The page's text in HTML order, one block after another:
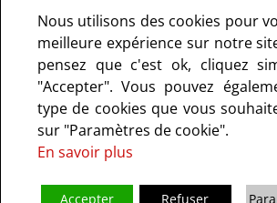
Nous utilisons des cookies pour
meilleure expérience sur notre
pensez que c'est ok, cliquez
"Accepter". Vous pouvez
type de cookies que vous
sur "Paramètres de cookie".
En savoir plus
Accepter Refuser